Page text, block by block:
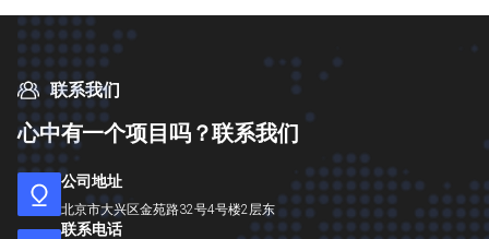
联系我们
心中有一个项目 吗？联系我们
公司地址
北京市大兴区金苑路32号4号楼2层东
联系电话